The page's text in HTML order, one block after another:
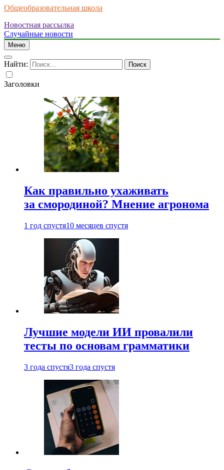
Общеобразовательная школа
Новостная рассылка
Случайные новости
Меню
Найти:
Заголовки
Как правильно ухаживать
за смородиной? Мнение агронома
1 год спустя10 месяцев спустя
Лучшие модели ИИ провалили
тесты по основам грамматики
3 года спустя3 года спустя